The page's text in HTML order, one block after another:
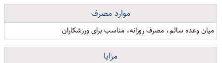
موارد مصرف
میان وعده سالم، مصرف روزانه، مناسب برای ورزشکاران
مزایا